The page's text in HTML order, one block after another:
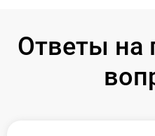
Ответы на